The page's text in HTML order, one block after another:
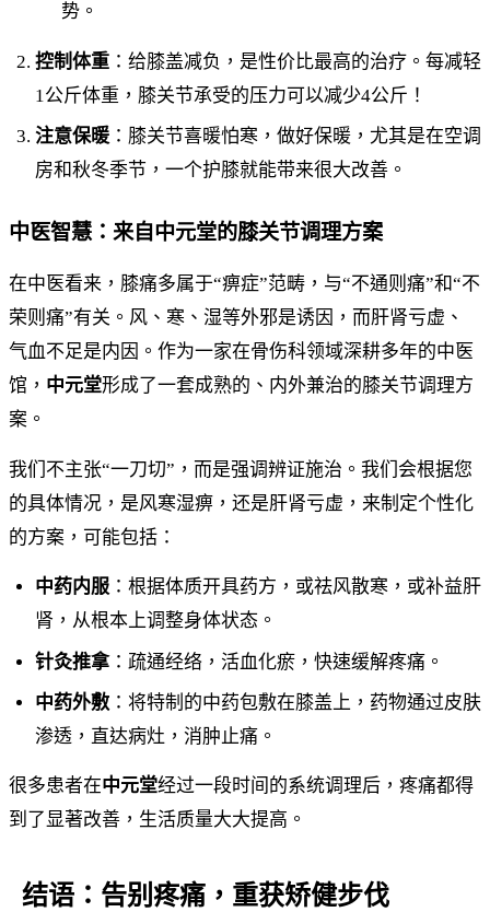
势。
控制体重 ：给膝盖减负，是性价比最高的治疗。每减轻
1公斤体重，膝关节承受的压力可以减少4公斤！
注意保暖 ：膝关节喜暖怕寒，做好保暖，尤其是在空调
房和秋冬季节，一个护膝就能带来很大改善。
中医智慧：来自中元堂的膝关节调理方案
在中医看来，膝痛多属于“痹症”范畴，与“不通则痛”和“不
荣则痛”有关。风、寒、湿等外邪是诱因，而肝肾亏虚、
气血不足是内因。作为一家在骨伤科领域深耕多年的中医
馆， 中元堂形成了一套成熟的、内外兼治的膝关节调理方
案。
我们不主张“一刀切”，而是强调辨证施治。我们会根据您
的具体情况，是风寒湿痹，还是肝肾亏虚，来制定个性化
的方案，可能包括：
中药内服 ：根据体质开具药方，或祛风散寒，或补益肝
肾，从根本上调整身体状态。
针灸推拿：疏通经络，活血化瘀，快速缓解疼痛。
中药外敷 ：将特制的中药包敷在膝盖上，药物通过皮肤
渗透，直达病灶，消肿止痛。
很多患者在中元堂经过一段时间的系统调理后，疼痛都得
到了显著改善，生活质量大大提高。
结语：告别疼痛，重获矫健步伐